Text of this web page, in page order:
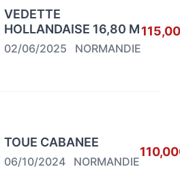
VEDETTE
HOLLANDAISE 16,80 M
02/06/2025 NORMANDIE
TOUE CABANEE
06/10/2024 NORMANDIE